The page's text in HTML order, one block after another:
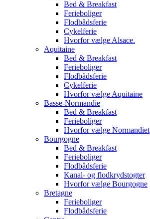
Bed & Breakfast
Ferieboliger
Flodbådsferie
Cykelferie
Hvorfor vælge Alsace.
Aquitaine
Bed & Breakfast
Ferieboliger
Flodbådsferie
Cykelferie
Hvorfor vælge Aquitaine
Basse-Normandie
Bed & Breakfast
Ferieboliger
Hvorfor vælge Normandiet
Bourgogne
Bed & Breakfast
Ferieboliger
Flodbådsferie
Kanal- og flodkrydstogter
Hvorfor vælge Bourgogne
Bretagne
Ferieboliger
Flodbådsferie